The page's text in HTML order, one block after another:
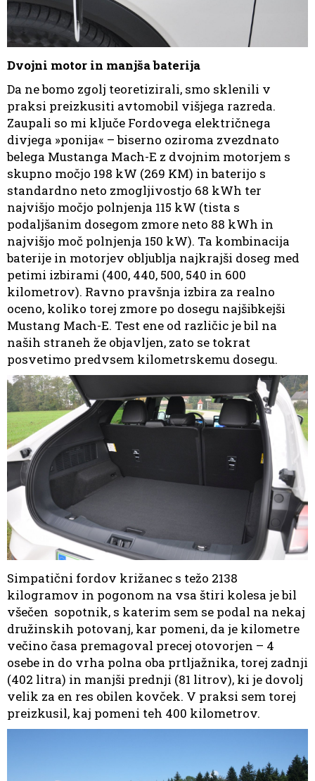
Dvojni motor in manjša baterija
Da ne bomo zgolj teoretizirali, smo sklenili v
praksi preizkusiti avtomobil višjega razreda.
Zaupali so mi ključe Fordovega električnega
divjega »ponija« – biserno oziroma zvezdnato
belega Mustanga Mach-E z dvojnim motorjem s
skupno močjo 198 kW (269 KM) in baterijo s
standardno neto zmogljivostjo 68 kWh ter
najvišjo močjo polnjenja 115 kW (tista s
podaljšanim dosegom zmore neto 88 kWh in
najvišjo moč polnjenja 150 kW). Ta kombinacija
baterije in motorjev obljublja najkrajši doseg med
petimi izbirami (400, 440, 500, 540 in 600
kilometrov). Ravno pravšnja izbira za realno
oceno, koliko torej zmore po dosegu najšibkejši
Mustang Mach-E. Test ene od različic je bil na
naših straneh že objavljen, zato se tokrat
posvetimo predvsem kilometrskemu dosegu.
Simpatični fordov križanec s težo 2138
kilogramov in pogonom na vsa štiri kolesa je bil
všečen sopotnik, s katerim sem se podal na nekaj
družinskih potovanj, kar pomeni, da je kilometre
večino časa premagoval precej otovorjen – 4
osebe in do vrha polna oba prtljažnika, torej zadnji
(402 litra) in manjši prednji (81 litrov), ki je dovolj
velik za en res obilen kovček. V praksi sem torej
preizkusil, kaj pomeni teh 400 kilometrov.